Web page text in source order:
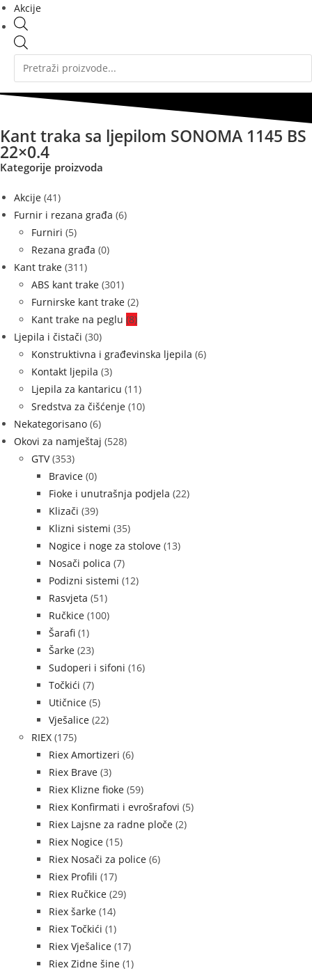
Akcije
Kant traka sa ljepilom SONOMA 1145 BS
22×0.4
Kategorije proizvoda
Akcije (41)
Furnir i rezana građa (6)
Furniri (5)
Rezana građa (0)
Kant trake (311)
ABS kant trake (301)
Furnirske kant trake (2)
Kant trake na peglu (8)
Ljepila i čistači (30)
Konstruktivna i građevinska ljepila (6)
Kontakt ljepila (3)
Ljepila za kantaricu (11)
Sredstva za čišćenje (10)
Nekategorisano (6)
Okovi za namještaj (528)
GTV (353)
Bravice (0)
Fioke i unutrašnja podjela (22)
Klizači (39)
Klizni sistemi (35)
Nogice i noge za stolove (13)
Nosači polica (7)
Podizni sistemi (12)
Rasvjeta (51)
Ručkice (100)
Šarafi (1)
Šarke (23)
Sudoperi i sifoni (16)
Točkići (7)
Utičnice (5)
Vješalice (22)
RIEX (175)
Riex Amortizeri (6)
Riex Brave (3)
Riex Klizne fioke (59)
Riex Konfirmati i evrošrafovi (5)
Riex Lajsne za radne ploče (2)
Riex Nogice (15)
Riex Nosači za police (6)
Riex Profili (17)
Riex Ručkice (29)
Riex šarke (14)
Riex Točkići (1)
Riex Vješalice (17)
Riex Zidne šine (1)